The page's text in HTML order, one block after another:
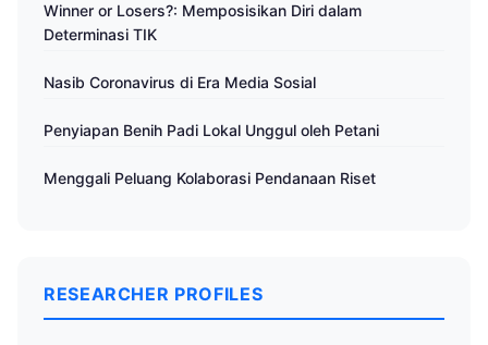
Winner or Losers?: Memposisikan Diri dalam
Determinasi TIK
Nasib Coronavirus di Era Media Sosial
Penyiapan Benih Padi Lokal Unggul oleh Petani
Menggali Peluang Kolaborasi Pendanaan Riset
RESEARCHER PROFILES